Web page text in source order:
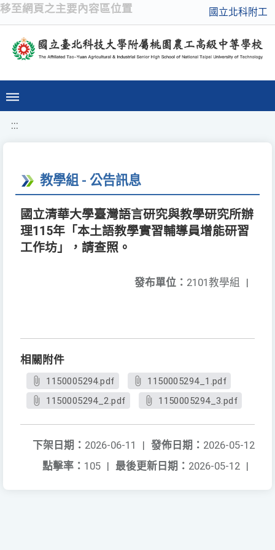
移至網頁之主要內容區位置 國立北科附工
:::
教學組 - 公告訊息
國立清華大學臺灣語言研究與教學研究所辦
理115年「本土語教學實習輔導員增能研習
工作坊」，請查照。
發布單位： 2101教學組 |
相關附件
1150005294.pdf
1150005294_1.pdf
1150005294_2.pdf
1150005294_3.pdf
發佈日期： 2026-05-12
下架日期： 2026-06-11
|
最後更新日期： 2026-05-12 |
點擊率： 105 |